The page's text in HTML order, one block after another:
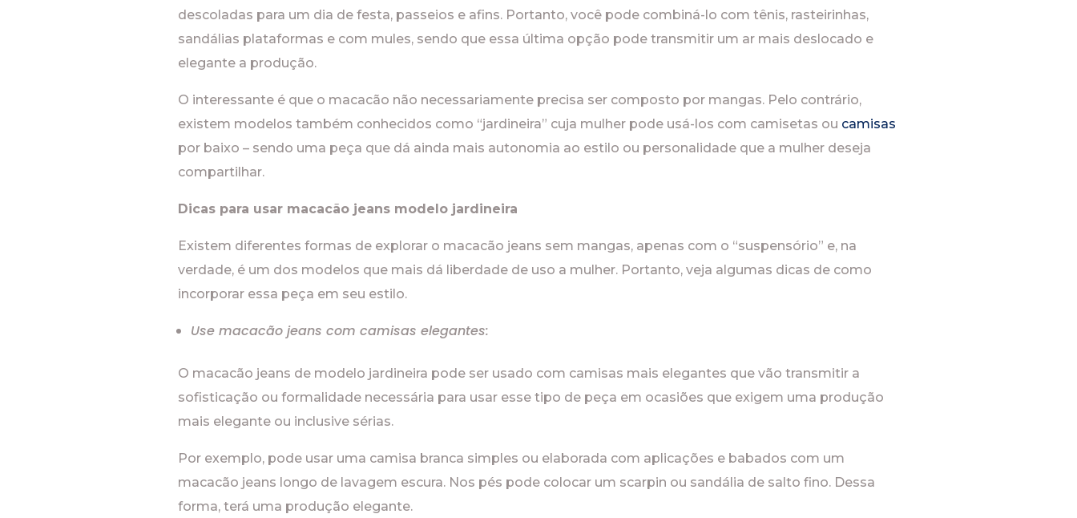
descoladas para um dia de festa, passeios e afins. Portanto, você pode combiná-lo com tênis, rasteirinhas,
sandálias plataformas e com mules, sendo que essa última opção pode transmitir um ar mais deslocado e
elegante a produção.
O interessante é que o macacão não necessariamente precisa ser composto por mangas. Pelo contrário,
existem modelos também conhecidos como “jardineira” cuja mulher pode usá-los com camisetas ou camisas
por baixo – sendo uma peça que dá ainda mais autonomia ao estilo ou personalidade que a mulher deseja
compartilhar.
Dicas para usar macacão jeans modelo jardineira
Existem diferentes formas de explorar o macacão jeans sem mangas, apenas com o “suspensório” e, na
verdade, é um dos modelos que mais dá liberdade de uso a mulher. Portanto, veja algumas dicas de como
incorporar essa peça em seu estilo.
Use macacão jeans com camisas elegantes:
O macacão jeans de modelo jardineira pode ser usado com camisas mais elegantes que vão transmitir a
sofisticação ou formalidade necessária para usar esse tipo de peça em ocasiões que exigem uma produção
mais elegante ou inclusive sérias.
Por exemplo, pode usar uma camisa branca simples ou elaborada com aplicações e babados com um
macacão jeans longo de lavagem escura. Nos pés pode colocar um scarpin ou sandália de salto fino. Dessa
forma, terá uma produção elegante.